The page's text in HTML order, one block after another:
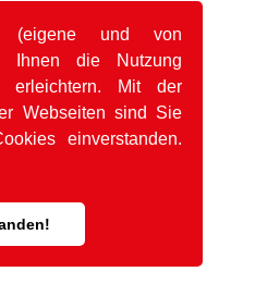
(eigene und von
Ihnen die Nutzung
erleichtern. Mit der
Webseiten sind Sie
einverstanden.